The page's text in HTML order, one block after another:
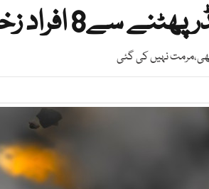
زخمی ہوگئے
نہیں کی گئی